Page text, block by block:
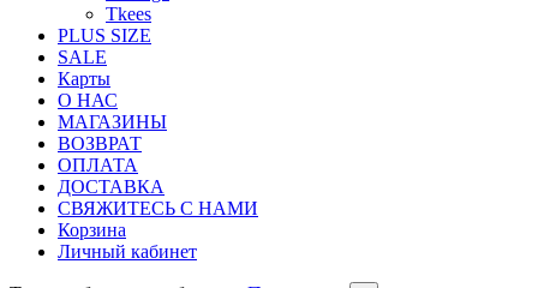
Tkees
PLUS SIZE
SALE
Карты
О НАС
МАГАЗИНЫ
ВОЗВРАТ
ОПЛАТА
ДОСТАВКА
СВЯЖИТЕСЬ С НАМИ
Корзина
Личный кабинет